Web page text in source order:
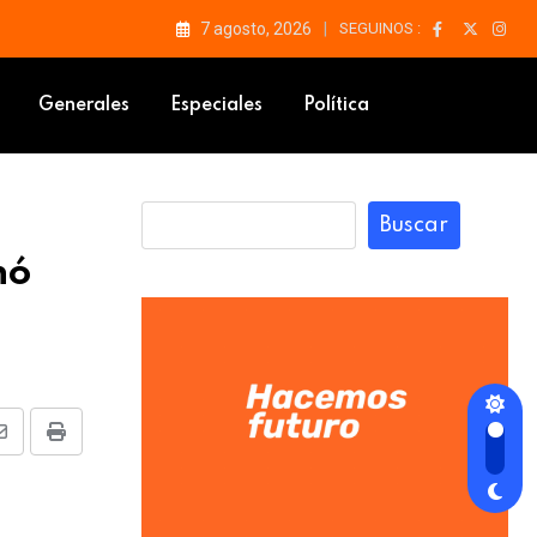
7 agosto, 2026 SEGUINOS :
Generales Especiales Política
Print
Buscar